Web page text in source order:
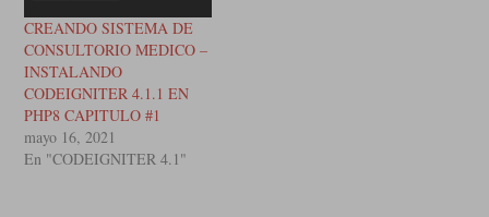
http://www.anim-fx.com/ O
DESDE MEDIAFIRE
http://www.mediafire.com/do
wnload/w1y7oxhupoccp1q/set
upanimfx.exe PUEDES
SEGUIRME DESDE LOS
SIGUIENTES ENLACES
CREANDO SISTEMA DE
CONSULTORIO MEDICO –
INSTALANDO
CODEIGNITER 4.1.1 EN
PHP8 CAPITULO #1
mayo 16, 2021
En "CODEIGNITER 4.1"